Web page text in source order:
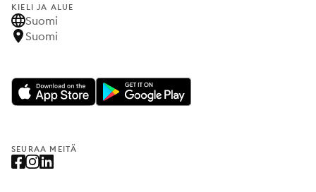
KIELI JA ALUE
Suomi
Suomi
SEURAA MEITÄ